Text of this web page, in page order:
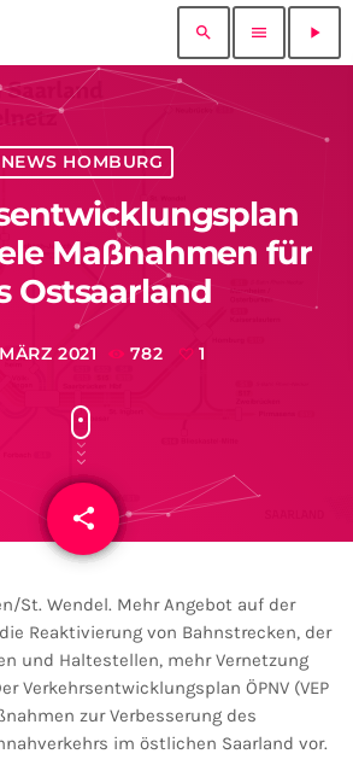
search menu play_arrow
NEWS HOMBURG
Maßnahmen für
Ostsaarland
2021 782 1
share
email
St. Wendel. Mehr Angebot auf der
Reaktivierung von Bahnstrecken, der
und Haltestellen, mehr Vernetzung
Verkehrsentwicklungsplan ÖPNV (VEP
zur Verbesserung des
im östlichen Saarland vor.